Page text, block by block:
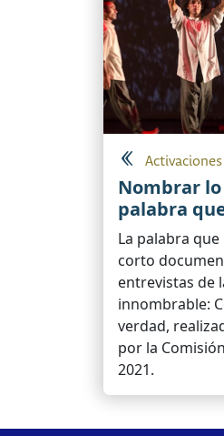
Nombrar
palabra
La palabra
corto
entrevistas de
innombrable:
verdad,
por la
2021.